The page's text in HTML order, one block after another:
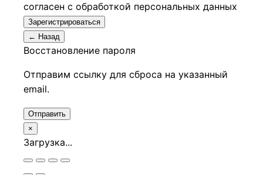
согласен с обработкой персональных данных
Зарегистрироваться
← Назад
Восстановление пароля
Отправим ссылку для сброса на указанный
email.
Отправить
×
Загрузка...